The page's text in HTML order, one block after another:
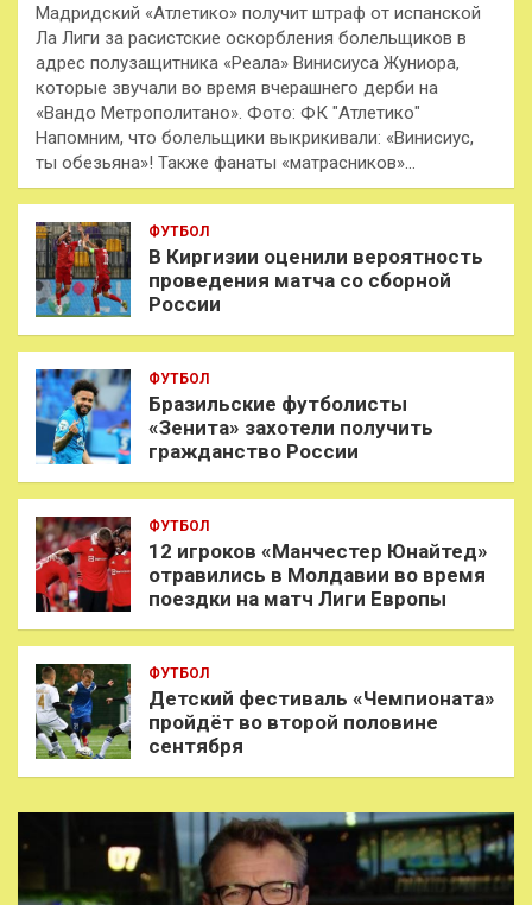
Мадридский «Атлетико» получит штраф от испанской
Ла Лиги за расистские оскорбления болельщиков в
адрес полузащитника «Реала» Винисиуса Жуниора,
которые звучали во время вчерашнего дерби на
«Вандо Метрополитано». Фото: ФК "Атлетико"
Напомним, что болельщики выкрикивали: «Винисиус,
ты обезьяна»! Также фанаты «матрасников»…
ФУТБОЛ
В Киргизии оценили вероятность
проведения матча со сборной
России
ФУТБОЛ
Бразильские футболисты
«Зенита» захотели получить
гражданство России
ФУТБОЛ
12 игроков «Манчестер Юнайтед»
отравились в Молдавии во время
поездки на матч Лиги Европы
ФУТБОЛ
Детский фестиваль «Чемпионата»
пройдёт во второй половине
сентября